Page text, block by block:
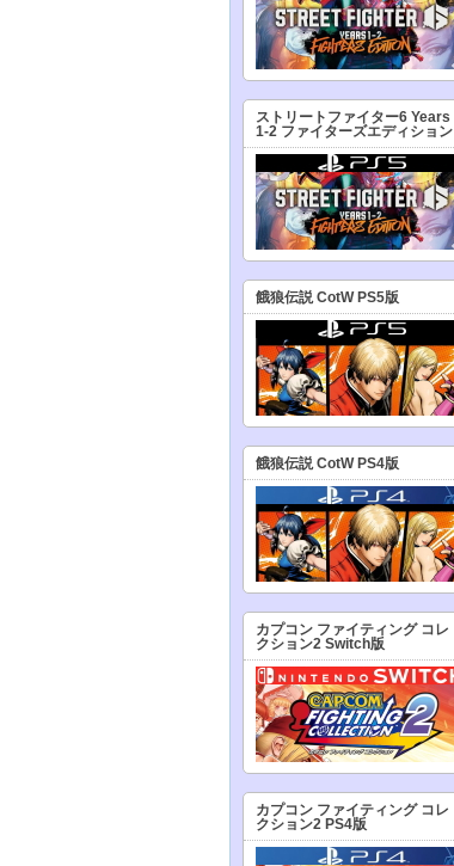
ストリートファイター6 Years
1-2 ファイターズエディション
餓狼伝説 CotW PS5版
餓狼伝説 CotW PS4版
カプコン ファイティング コレ
クション2 Switch版
カプコン ファイティング コレ
クション2 PS4版